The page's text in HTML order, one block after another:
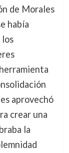
de Morales
había
los
aprovechó
crear una
la